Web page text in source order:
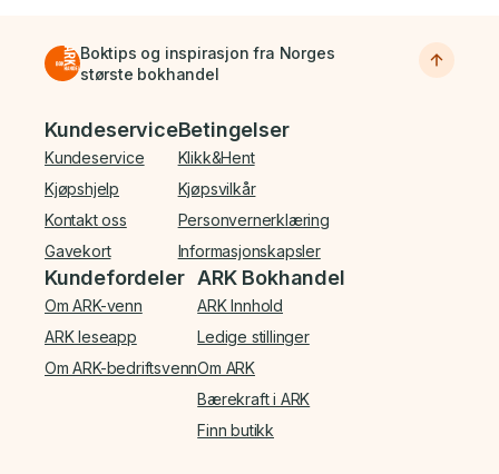
Boktips og inspirasjon fra Norges
største bokhandel
Bunnmeny
Kundeservice
Kundeservice
Kjøpshjelp
Kontakt oss
Gavekort
Betingelser
Klikk&Hent
Kjøpsvilkår
Personvernerklæring
Informasjonskapsler
Kundefordeler
Om ARK-venn
ARK leseapp
Om ARK-bedriftsvenn
ARK Bokhandel
ARK Innhold
Ledige stillinger
Om ARK
Bærekraft i ARK
Finn butikk